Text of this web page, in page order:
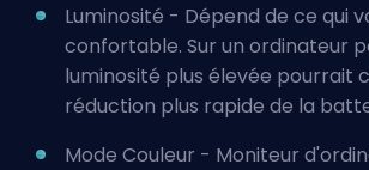
Luminosité - Dépend de ce qui
confortable. Sur un ordinateur
luminosité plus élevée pourrait
réduction plus rapide de la
Mode Couleur - Moniteur